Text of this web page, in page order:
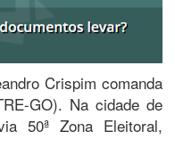
Crispim comanda
GO). Na cidade de
50ª Zona Eleitoral,